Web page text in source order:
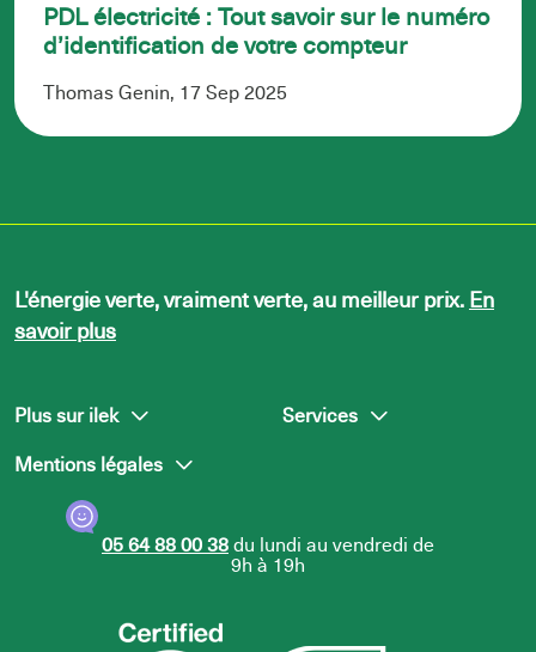
PDL électricité : Tout savoir sur le numéro
d’identification de votre compteur
Thomas Genin, 17 Sep 2025
L'énergie verte, vraiment verte, au meilleur prix. En
savoir plus
Plus sur ilek
L’équipe ilek
Nous rejoindre
Services
Mentions légales
Politique de confidentialité
Politique d’utilisation des
05 64 88 00 38 du lundi au vendredi de
9h à 19h